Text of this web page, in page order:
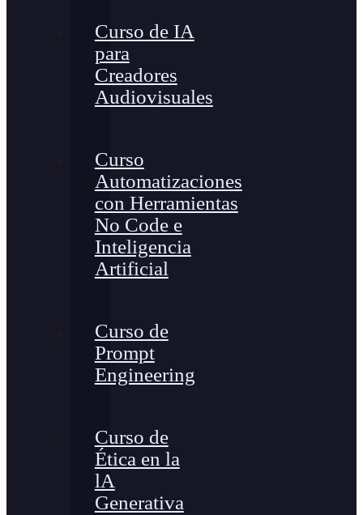
Curso de IA
para
Creadores
Audiovisuales
Curso
Automatizaciones
con Herramientas
No Code e
Inteligencia
Artificial
Curso de
Prompt
Engineering
Curso de
Ética en la
lA
Generativa